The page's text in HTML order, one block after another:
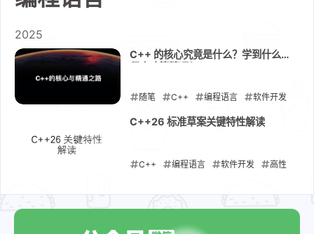
2025
C++ 的核心究竟是什么？学到什么
随笔 C++ 编程语言 软件开发
2025-05-18
C++26 标准草案关键特性解读
C++ 编程语言 软件开发 高性
2025-03-06